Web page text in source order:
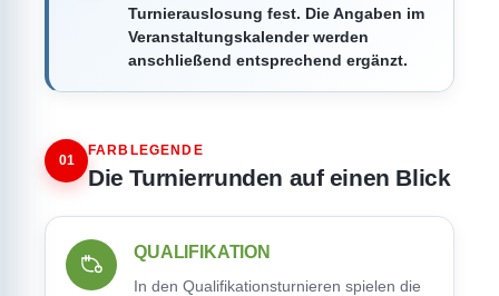
Turnierauslosung fest. Die Angaben im
Veranstaltungskalender werden
anschließend entsprechend ergänzt.
01
FARBLEGENDE
Die Turnierrunden auf einen Blick
QUALIFIKATION
In den Qualifikationsturnieren spielen die